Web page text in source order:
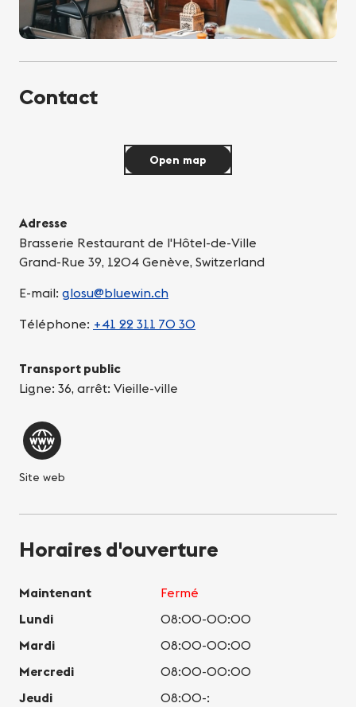
Contact
Adresse
Brasserie Restaurant de l'Hôtel-de-Ville
Grand-Rue 39, 1204 Genève, Switzerland
E-mail: glosu@bluewin.ch
Téléphone: +41 22 311 70 30
Transport public
Ligne: 36, arrêt: Vieille-ville
Site web
Open map
Horaires d'ouverture
Maintenant
Fermé
Lundi
08:00-00:00
Mardi
08:00-00:00
Mercredi
08:00-00:00
Jeudi
08:00-: